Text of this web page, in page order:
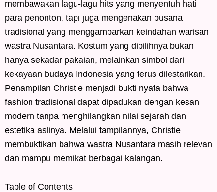
membawakan lagu-lagu hits yang menyentuh hati
para penonton, tapi juga mengenakan busana
tradisional yang menggambarkan keindahan warisan
wastra Nusantara. Kostum yang dipilihnya bukan
hanya sekadar pakaian, melainkan simbol dari
kekayaan budaya Indonesia yang terus dilestarikan.
Penampilan Christie menjadi bukti nyata bahwa
fashion tradisional dapat dipadukan dengan kesan
modern tanpa menghilangkan nilai sejarah dan
estetika aslinya. Melalui tampilannya, Christie
membuktikan bahwa wastra Nusantara masih relevan
dan mampu memikat berbagai kalangan.
Table of Contents